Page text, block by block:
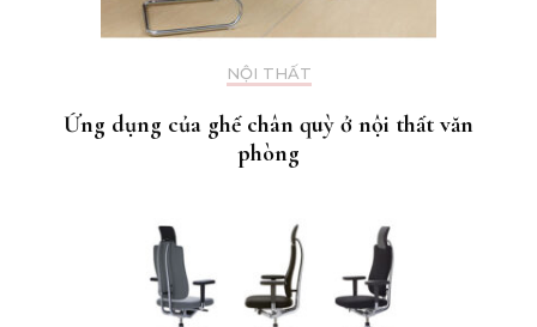
NỘI THẤT
Ứng dụng của ghế chân quỳ ở nội thất văn
phòng